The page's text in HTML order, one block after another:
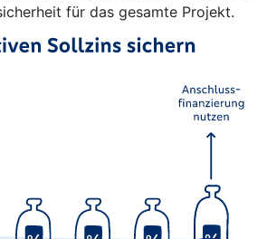
für das gesamte Projekt.